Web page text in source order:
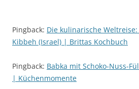
Pingback: Die kulinarische
Kibbeh (Israel) | Brittas Kochbuch
Pingback: Babka mit Schoko-Nuss-
| Küchenmomente